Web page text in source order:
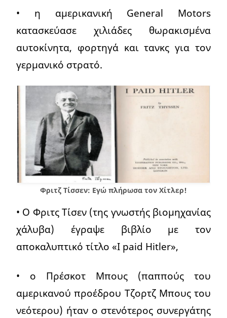
• η αμερικανική General Motors
κατασκεύασε χιλιάδες θωρακισμένα
αυτοκίνητα, φορτηγά και τανκς για τον
γερμανικό στρατό.
Φριτζ Τίσσεν: Εγώ πλήρωσα τον Χίτλερ!
• Ο Φριτς Τίσεν (της γνωστής βιομηχανίας
χάλυβα) έγραψε βιβλίο με τον
αποκαλυπτικό τίτλο «I paid Hitler»,
• ο Πρέσκοτ Μπους (παππούς του
αμερικανού προέδρου Τζορτζ Μπους του
νεότερου) ήταν ο στενότερος συνεργάτης